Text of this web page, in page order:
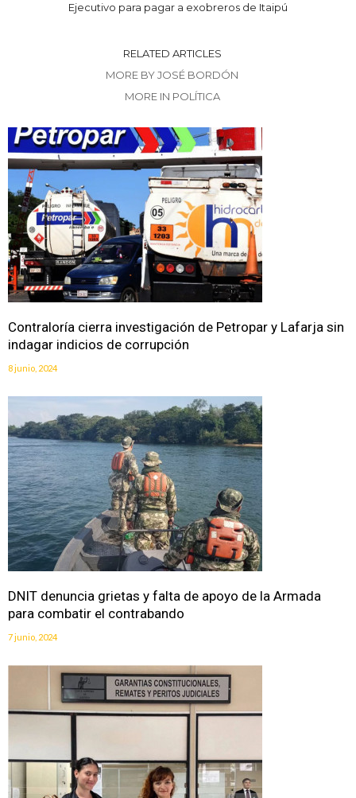
Ejecutivo para pagar a exobreros de Itaipú
RELATED ARTICLES
MORE BY JOSÉ BORDÓN
MORE IN POLÍTICA
Contraloría cierra investigación de Petropar y Lafarja sin
indagar indicios de corrupción
8 junio, 2024
DNIT denuncia grietas y falta de apoyo de la Armada
para combatir el contrabando
7 junio, 2024